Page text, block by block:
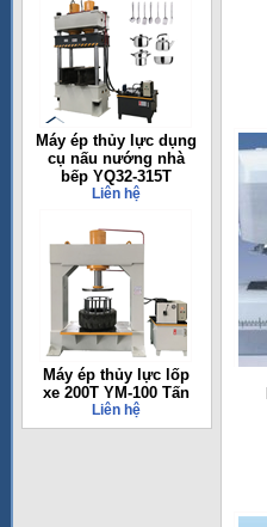
Máy ép thủy lực dụng
cụ nấu nướng nhà
bếp YQ32-315T
Liên hệ
Máy ép thủy lực lốp
xe 200T YM-100 Tấn
Liên hệ